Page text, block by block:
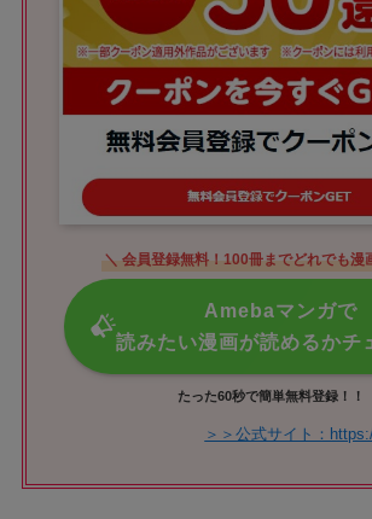
＼ 会員登録無料！100冊までどれでも漫
Amebaマンガで
読みたい漫画が読めるかチ
たった60秒で簡単無料登録！！
＞＞公式サイト：